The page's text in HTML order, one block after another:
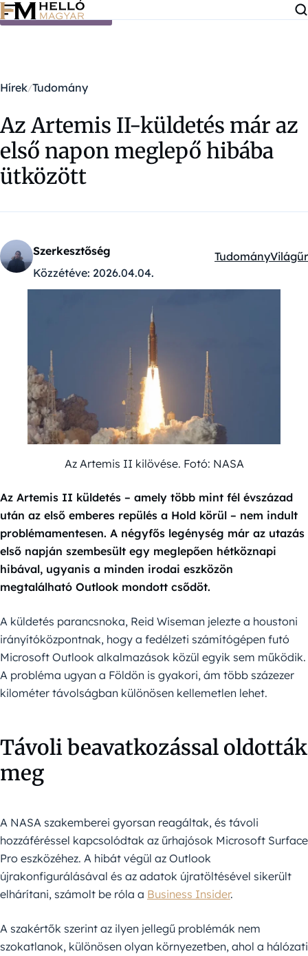
Ugrás a tartalomra
Hírek Tudomány
Az Artemis II-küldetés már az
első napon meglepő hibába
ütközött
Szerkesztőség
Közzétéve: 2026.04.04.
Kategóriák:
TudományVilágűr
Az Artemis II kilövése. Fotó: NASA
Az Artemis II küldetés – amely több mint fél évszázad
után az első emberes repülés a Hold körül – nem indult
problémamentesen. A négyfős legénység már az utazás
első napján szembesült egy meglepően hétköznapi
hibával, ugyanis a minden irodai eszközön
megtalálható Outlook mondott csődöt.
A küldetés parancsnoka, Reid Wiseman jelezte a houstoni
irányítóközpontnak, hogy a fedélzeti számítógépen futó
Microsoft Outlook alkalmazások közül egyik sem működik.
A probléma ugyan a Földön is gyakori, ám több százezer
kilométer távolságban különösen kellemetlen lehet.
Távoli beavatkozással oldották
meg
A NASA szakemberei gyorsan reagáltak, és távoli
hozzáféréssel kapcsolódtak az űrhajósok Microsoft Surface
Pro eszközéhez. A hibát végül az Outlook
újrakonfigurálásával és az adatok újratöltésével sikerült
elhárítani, számolt be róla a Business Insider.
A szakértők szerint az ilyen jellegű problémák nem
szokatlanok, különösen olyan környezetben, ahol a hálózati